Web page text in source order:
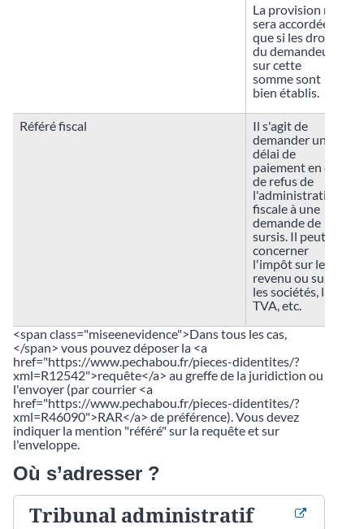
La provision ne
sera accordée
que si les droits
du demandeur
sur cette
somme sont
bien établis.
Référé fiscal
Il s'agit de
demander un
délai de
paiement en cas
de refus de
l'administration
fiscale à une
demande de
sursis. Il peut
concerner
l'impôt sur le
revenu ou sur
les sociétés, la
TVA, etc.
<span class="miseenevidence">Dans tous les cas,
</span> vous pouvez déposer la <a
href="https://www.pechabou.fr/pieces-didentites/?
xml=R12542">requête</a> au greffe de la juridiction ou
l'envoyer (par courrier <a
href="https://www.pechabou.fr/pieces-didentites/?
xml=R46090">RAR</a> de préférence). Vous devez
indiquer la mention "référé" sur la requête et sur
l'enveloppe.
Où s’adresser ?
Tribunal administratif